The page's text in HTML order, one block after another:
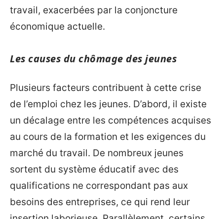
travail, exacerbées par la conjoncture
économique actuelle.
Les causes du chômage des jeunes
Plusieurs facteurs contribuent à cette crise
de l’emploi chez les jeunes. D’abord, il existe
un décalage entre les compétences acquises
au cours de la formation et les exigences du
marché du travail. De nombreux jeunes
sortent du système éducatif avec des
qualifications ne correspondant pas aux
besoins des entreprises, ce qui rend leur